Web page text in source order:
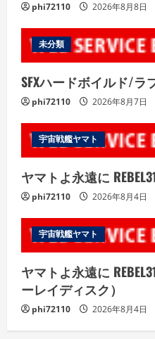
phi72110 2026年8月8日
未分類
SFXハードボイルド/ラ
phi72110 2026年8月7日
宇宙戦艦ヤマト
ヤマトよ永遠に
phi72110 2026年8月4日
宇宙戦艦ヤマト
ヤマトよ永遠に
ーレイディスク）
phi72110 2026年8月4日